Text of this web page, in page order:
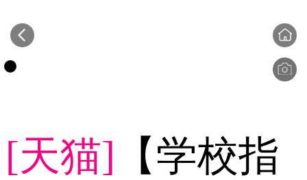
[天猫] 【学校指